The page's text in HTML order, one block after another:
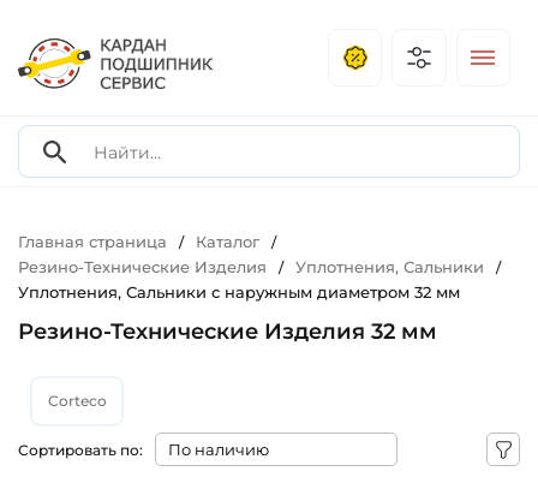
Главная страница / Каталог /
Резино-Технические Изделия / Уплотнения, Сальники /
Уплотнения, Сальники с наружным диаметром 32 мм
Резино-Технические Изделия 32 мм
Corteco
Сортировать по: